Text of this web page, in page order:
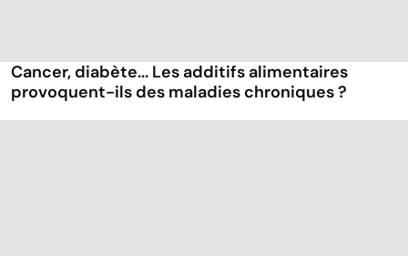
Cancer, diabète... Les additifs alimentaires
provoquent-ils des maladies chroniques ?